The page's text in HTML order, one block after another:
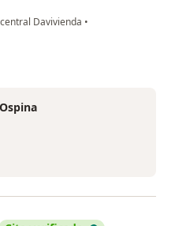
Davivienda •